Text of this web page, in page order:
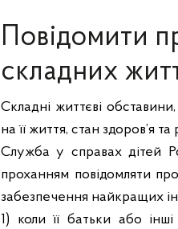
Повідомити
складних
Складні життєві
на її життя, стан здоров’я та
Служба у справах дітей
проханням повідомляти
забезпечення найкращих
1) коли її батьки або